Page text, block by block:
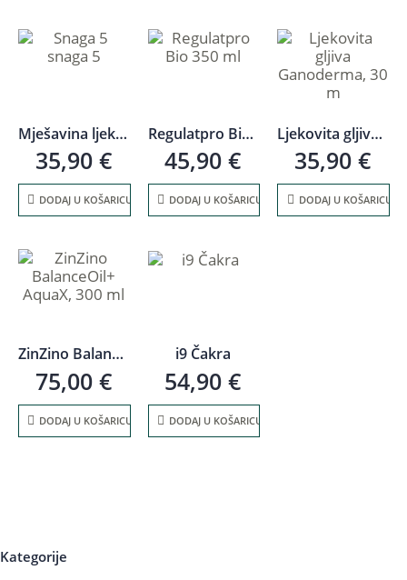
Mješavina ljekovitih gljiva Jačina 5, 30 ml
35,90 €
DODAJ U KOŠARICU
Regulatpro Bio 350 ml
45,90€
DODAJ U KOŠARICU
Ljekovita gljiva Ganoderma, 30 m
35,90€
DODAJ U KOŠARICU
ZinZino BalanceOil+ AquaX, 300 ml
75,00 €
DODAJ U KOŠARICU
i9 Čakra
54,90€
DODAJ U KOŠARICU
Kategorije